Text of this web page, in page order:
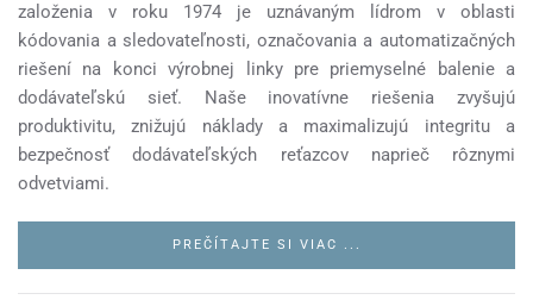
založenia v roku 1974 je uznávaným lídrom v oblasti
kódovania a sledovateľnosti, označovania a automatizačných
riešení na konci výrobnej linky pre priemyselné balenie a
dodávateľskú sieť. Naše inovatívne riešenia zvyšujú
produktivitu, znižujú náklady a maximalizujú integritu a
bezpečnosť dodávateľských reťazcov naprieč rôznymi
odvetviami.
PREČÍTAJTE SI VIAC ...